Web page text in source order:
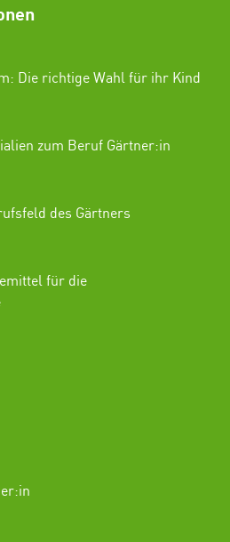
Die richtige Wahl für ihr Kind
zum Beruf Gärtner:in
des Gärtners
für die